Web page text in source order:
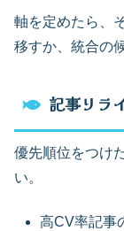
軸を定めたら、
移すか、統合の
記事リラ
優先順位をつけ
い。
高CV率記事